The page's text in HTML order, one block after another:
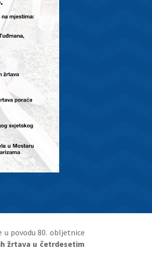
povodu 80. obljetnice
žrtava u četrdesetim